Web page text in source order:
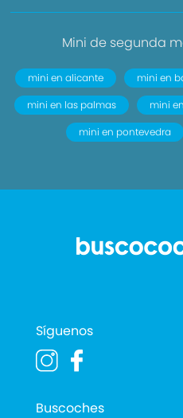
Mini de segunda
mini en alicante mini en
mini en las palmas
mini
mini en pontevedra
Síguenos
Buscoches